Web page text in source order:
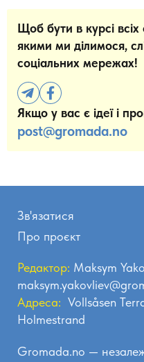
Щоб бути в курсі всіх
якими ми ділимося,
соціальних мережах!
Якщо у вас є ідеї і
post@gromada.no
Зв'язатися
Про проєкт
Редактор: Maksym
Адреса: Vollsåsen
Holmestrand
Gromada.no —